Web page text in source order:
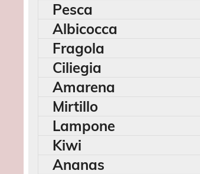
Pesca
Albicocca
Fragola
Ciliegia
Amarena
Mirtillo
Lampone
Kiwi
Ananas